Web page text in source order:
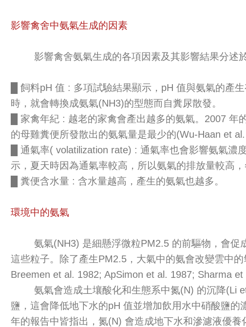
影響禽舍中氨氣生成的因素
影響禽舍氨氣生成的各項因素及其影響結果分述於
█ 飼料pH 值 : 多項試驗結果顯示，pH 值與氨氣的產
時，就會轉換成氨氣(NH3)的型態而自糞尿散發。
█ 家禽年紀 : 越老的家禽會產出越多的氨氣。2007
的母雞糞便所發散出的氨氣量是最少的(Wu-Haan et al.
█ 通氣率( volatilization rate) : 通氣率也會影響氨氣
示，夏天時因為通氣率較高，所以氨氣的排放量較高
█ 糞便含水量 : 含水量越高，產生的氨氣也越多。
環境中的氨氣
氨氣(NH3) 是細懸浮微粒PM2.5 的前驅物，會促成
這些粒子。除了產生PM2.5，大氣中的氨會改變雲中
Breemen et al. 1982; ApSimon et al. 1987; Sharma et
氨氣會造成土壤酸化和生態系中氮(N) 的沉降(Li et
鹽，這會降低地下水的pH 值並增加飲用水中硝酸鹽
年的報告中皆指出，氮(N) 會造成地下水和滲濾液優養